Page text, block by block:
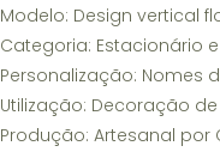
Modelo: Design vertical
Categoria: Estacionário
Personalização: Nomes
Utilização: Decoração
Produção: Artesanal por